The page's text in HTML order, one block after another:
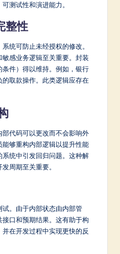
测试性和演进能力。
整性
统可防止未经授权的修改。
感业务逻辑至关重要。封装
件）得以维持。例如，银行
取款操作。此类逻辑应存在
代码可以更改而不会影响外
够重构内部逻辑以提升性能
统中引发回归问题。这种解
周期至关重要。
。由于内部状态由内部管
口和预期结果。这有助于构
在开发过程中实现更快的反